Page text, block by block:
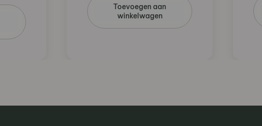
Toevoegen aan
winkelwagen